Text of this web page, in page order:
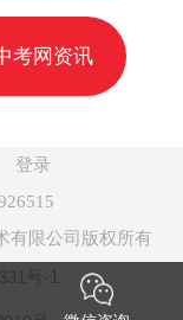
考网资讯
登录
有限公司版权所有
号-1